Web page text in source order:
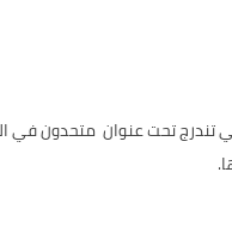
الإمارات عربياً في مؤشر الابتكار العالمي لعام 2019. يعتبر الابتكار عنصراً من